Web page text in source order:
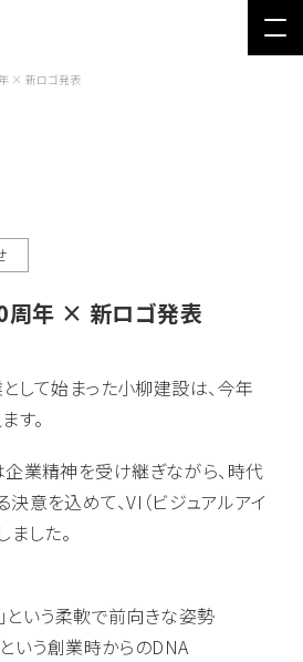
× 新ロゴ発表
周年 × 新ロゴ発表
して始まった小柳建設は、今年
す。
企業精神を受け継ぎながら、時代
意を込めて、VI（ビジュアルアイ
ました。
という柔軟で前向きな姿勢
という創業時からのDNA